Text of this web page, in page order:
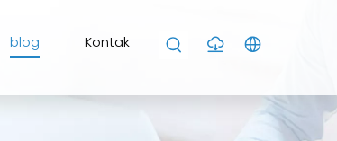
blog Kontak